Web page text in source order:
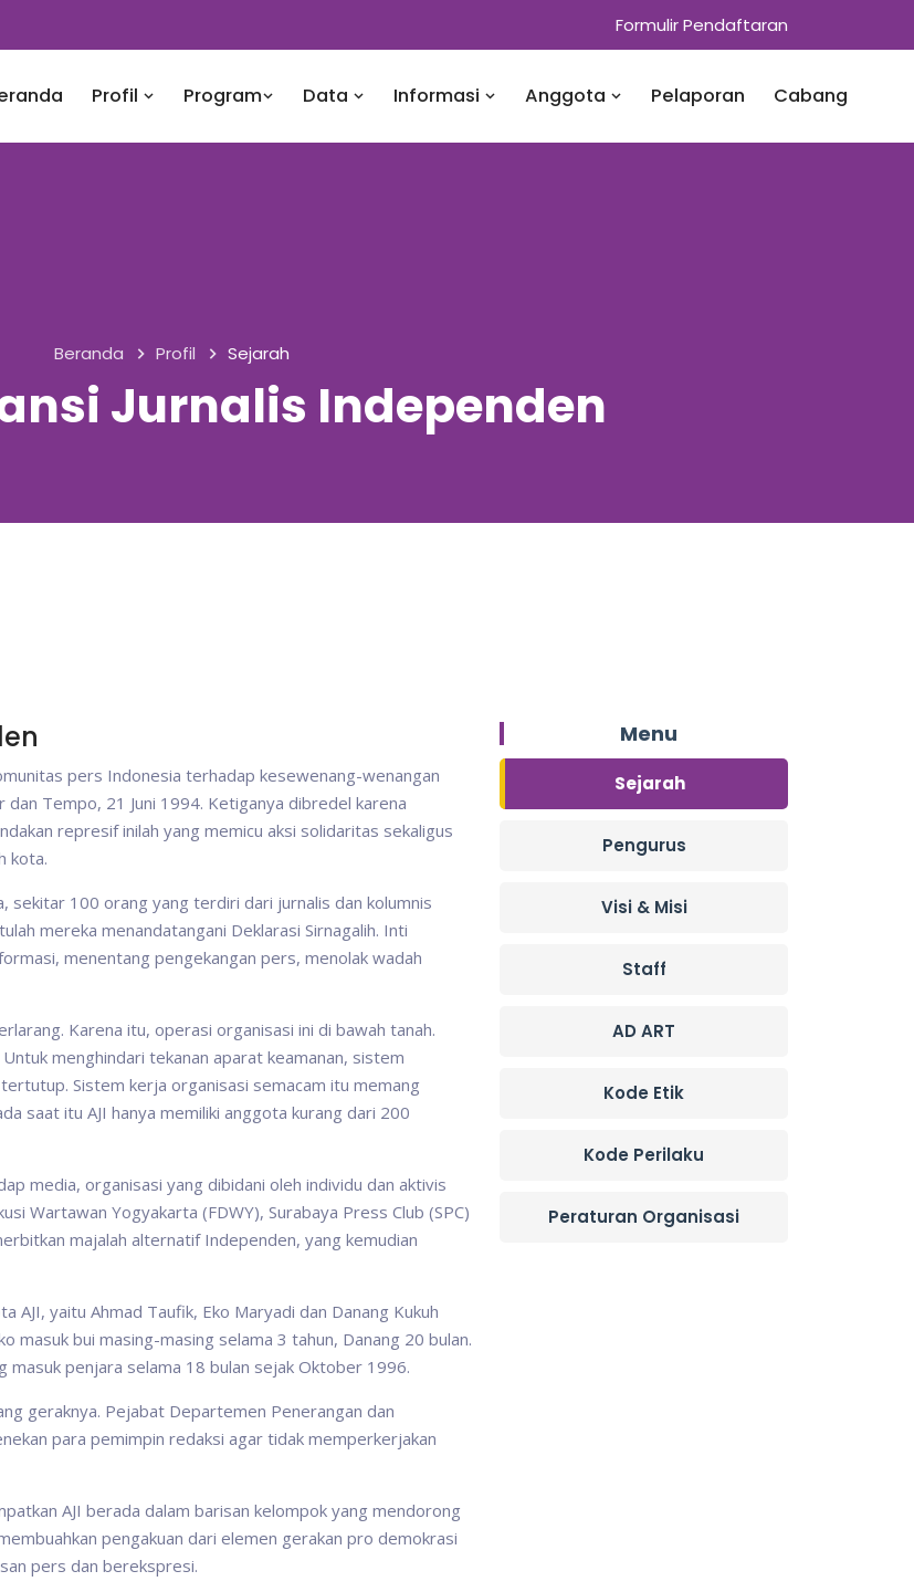
Formulir Pendaftaran
Profil Program Data Informasi Anggota Pelaporan Cabang
Beranda Profil Sejarah
Jurnalis Independen
pers Indonesia terhadap kesewenang-wenangan
Tempo, 21 Juni 1994. Ketiganya dibredel karena
represif inilah yang memicu aksi solidaritas sekaligus
kota.
sekitar 100 orang yang terdiri dari jurnalis dan kolumnis
mereka menandatangani Deklarasi Sirnagalih. Inti
menentang pengekangan pers, menolak wadah
Karena itu, operasi organisasi ini di bawah tanah.
menghindari tekanan aparat keamanan, sistem
Sistem kerja organisasi semacam itu memang
saat itu AJI hanya memiliki anggota kurang dari 200
media, organisasi yang dibidani oleh individu dan aktivis
Wartawan Yogyakarta (FDWY), Surabaya Press Club (SPC)
majalah alternatif Independen, yang kemudian
AJI, yaitu Ahmad Taufik, Eko Maryadi dan Danang Kukuh
bui masing-masing selama 3 tahun, Danang 20 bulan.
masuk penjara selama 18 bulan sejak Oktober 1996.
geraknya. Pejabat Departemen Penerangan dan
para pemimpin redaksi agar tidak memperkerjakan
AJI berada dalam barisan kelompok yang mendorong
pengakuan dari elemen gerakan pro demokrasi
pers dan berekspresi.
Menu
Sejarah
Pengurus
Visi & Misi
Staff
AD ART
Kode Etik
Kode Perilaku
Peraturan Organisasi